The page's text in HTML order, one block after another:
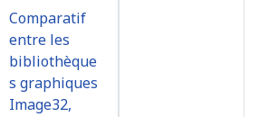
Comparatif
entre les
bibliothèque
s graphiques
Image32,